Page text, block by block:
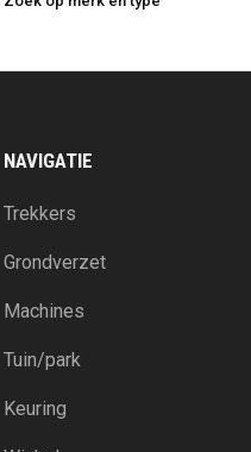
NAVIGATIE
Trekkers
Grondverzet
Machines
Tuin/park
Keuring